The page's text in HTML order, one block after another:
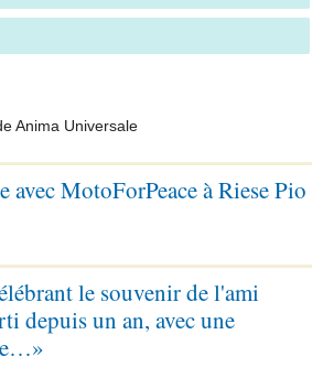
Anima Universale
avec MotoForPeace à Riese Pio
le souvenir de l'ami
depuis un an, avec une